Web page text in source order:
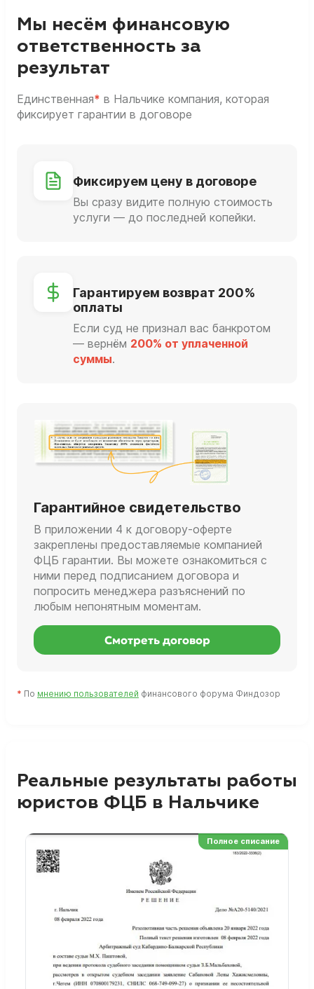
Мы несём финансовую
ответственность за
результат
Единственная* в Нальчике компания, которая
фиксирует гарантии в договоре
Фиксируем цену в договоре
Вы сразу видите полную стоимость
услуги — до последней копейки.
Гарантируем возврат 200%
оплаты
Если суд не признал вас банкротом
— вернём 200% от уплаченной
суммы.
Гарантийное свидетельство
В приложении 4 к договору-оферте
закреплены предоставляемые компанией
ФЦБ гарантии. Вы можете ознакомиться с
ними перед подписанием договора и
попросить менеджера разъяснений по
любым непонятным моментам.
Смотреть договор
* По мнению пользователей финансового форума Финдозор
Реальные результаты работы
юристов ФЦБ в Нальчике
Полное списание